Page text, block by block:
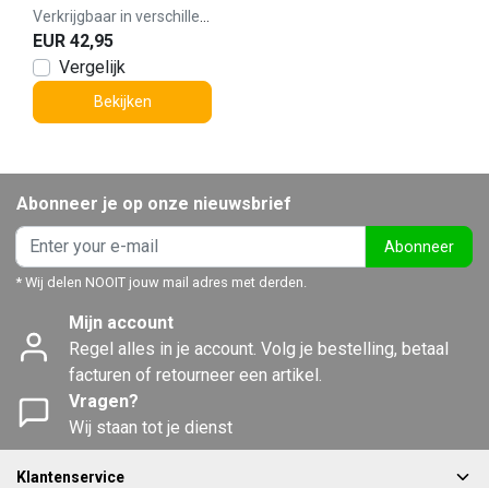
EUR 42,95
Vergelijk
Bekijken
Abonneer je op onze nieuwsbrief
Abonneer
* Wij delen NOOIT jouw mail adres met derden.
Mijn account
Regel alles in je account. Volg je bestelling, betaal
facturen of retourneer een artikel.
Vragen?
Wij staan tot je dienst
Klantenservice